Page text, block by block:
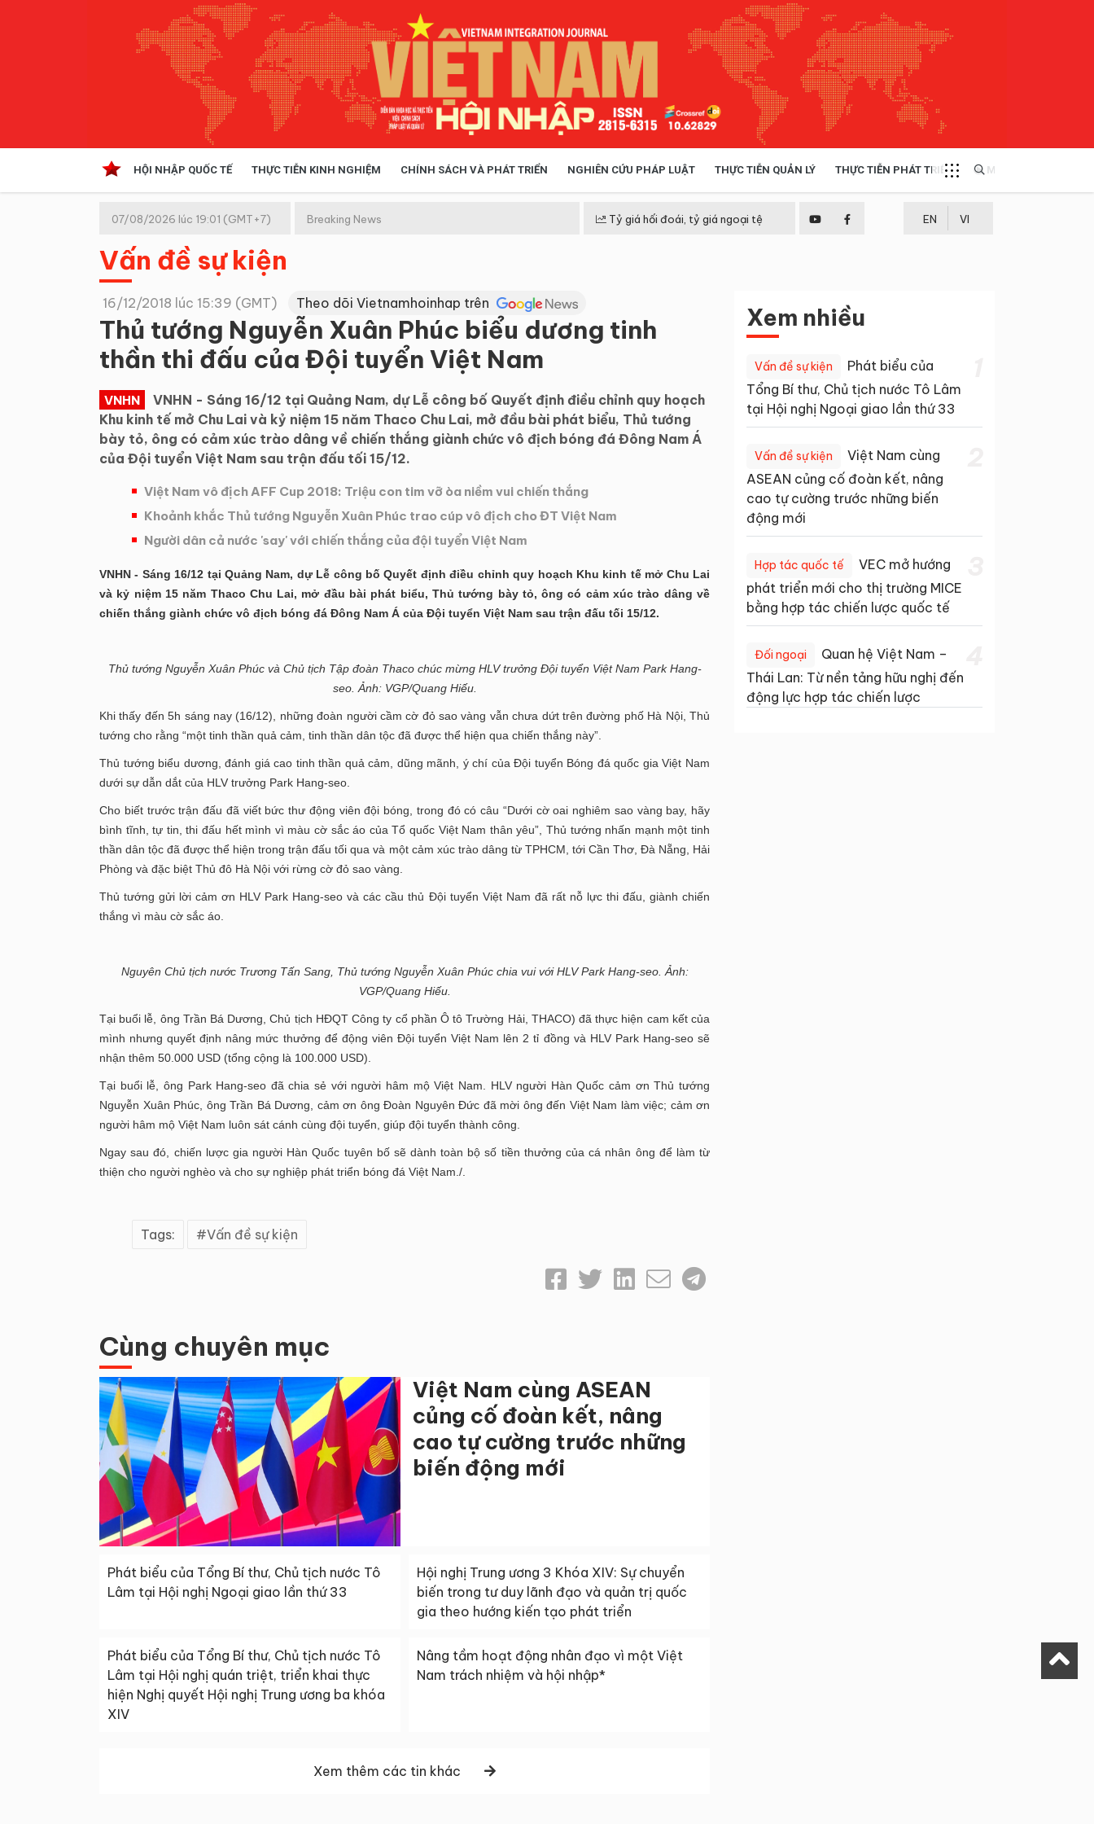
HỘI NHẬP QUỐC TẾ THỰC TIỄN KINH NGHIỆM CHÍNH SÁCH VÀ PHÁT TRIỂN NGHIÊN CỨU PHÁP LUẬT THỰC TIỄN QUẢN LÝ THỰC TIỄN PHÁT TRIỂN MULTIMEDIA
Kinh tế hội nhập
Doanh nghiệp
07/08/2026 lúc 19:01 (GMT+7) Breaking News Tỷ giá hối đoái, tỷ giá ngoại tệ EN VI
Vấn đề sự kiện
16/12/2018 lúc 15:39 (GMT) Theo dõi Vietnamhoinhap trên
Thủ tướng Nguyễn Xuân Phúc biểu dương tinh
thần thi đấu của Đội tuyển Việt Nam
VNHN
VNHN - Sáng 16/12 tại Quảng Nam, dự Lễ công bố Quyết định điều chỉnh quy hoạch
Khu kinh tế mở Chu Lai và kỷ niệm 15 năm Thaco Chu Lai, mở đầu bài phát biểu, Thủ tướng
bày tỏ, ông có cảm xúc trào dâng về chiến thắng giành chức vô địch bóng đá Đông Nam Á
của Đội tuyển Việt Nam sau trận đấu tối 15/12.
Việt Nam vô địch AFF Cup 2018: Triệu con tim vỡ òa niềm vui chiến thắng
Khoảnh khắc Thủ tướng Nguyễn Xuân Phúc trao cúp vô địch cho ĐT Việt Nam
Người dân cả nước 'say' với chiến thắng của đội tuyển Việt Nam
VNHN - Sáng 16/12 tại Quảng Nam, dự Lễ công bố Quyết định điều chỉnh quy hoạch Khu kinh tế mở Chu Lai
và kỷ niệm 15 năm Thaco Chu Lai, mở đầu bài phát biểu, Thủ tướng bày tỏ, ông có cảm xúc trào dâng về
chiến thắng giành chức vô địch bóng đá Đông Nam Á của Đội tuyển Việt Nam sau trận đấu tối 15/12.
Thủ tướng Nguyễn Xuân Phúc và Chủ tịch Tập đoàn Thaco chúc mừng HLV trưởng Đội tuyển Việt Nam Park Hang-
seo. Ảnh: VGP/Quang Hiếu.
Khi thấy đến 5h sáng nay (16/12), những đoàn người cầm cờ đỏ sao vàng vẫn chưa dứt trên đường phố Hà Nội, Thủ
tướng cho rằng “một tinh thần quả cảm, tinh thần dân tộc đã được thể hiện qua chiến thắng này”.
Thủ tướng biểu dương, đánh giá cao tinh thần quả cảm, dũng mãnh, ý chí của Đội tuyển Bóng đá quốc gia Việt Nam
dưới sự dẫn dắt của HLV trưởng Park Hang-seo.
Cho biết trước trận đấu đã viết bức thư động viên đội bóng, trong đó có câu “Dưới cờ oai nghiêm sao vàng bay, hãy
bình tĩnh, tự tin, thi đấu hết mình vì màu cờ sắc áo của Tổ quốc Việt Nam thân yêu”, Thủ tướng nhấn mạnh một tinh
thần dân tộc đã được thể hiện trong trận đấu tối qua và một cảm xúc trào dâng từ TPHCM, tới Cần Thơ, Đà Nẵng, Hải
Phòng và đặc biệt Thủ đô Hà Nội với rừng cờ đỏ sao vàng.
Thủ tướng gửi lời cảm ơn HLV Park Hang-seo và các cầu thủ Đội tuyển Việt Nam đã rất nỗ lực thi đấu, giành chiến
thắng vì màu cờ sắc áo.
Nguyên Chủ tịch nước Trương Tấn Sang, Thủ tướng Nguyễn Xuân Phúc chia vui với HLV Park Hang-seo. Ảnh:
VGP/Quang Hiếu.
Tại buổi lễ, ông Trần Bá Dương, Chủ tịch HĐQT Công ty cổ phần Ô tô Trường Hải, THACO) đã thực hiện cam kết của
mình nhưng quyết định nâng mức thưởng để động viên Đội tuyển Việt Nam lên 2 tỉ đồng và HLV Park Hang-seo sẽ
nhận thêm 50.000 USD (tổng cộng là 100.000 USD).
Tại buổi lễ, ông Park Hang-seo đã chia sẻ với người hâm mộ Việt Nam. HLV người Hàn Quốc cảm ơn Thủ tướng
Nguyễn Xuân Phúc, ông Trần Bá Dương, cảm ơn ông Đoàn Nguyên Đức đã mời ông đến Việt Nam làm việc; cảm ơn
người hâm mộ Việt Nam luôn sát cánh cùng đội tuyển, giúp đội tuyển thành công.
Ngay sau đó, chiến lược gia người Hàn Quốc tuyên bố sẽ dành toàn bộ số tiền thưởng của cá nhân ông để làm từ
thiện cho người nghèo và cho sự nghiệp phát triển bóng đá Việt Nam./.
Tags: Vấn đề sự kiện
Cùng chuyên mục
Việt Nam cùng ASEAN
củng cố đoàn kết, nâng
cao tự cường trước những
biến động mới
Phát biểu của Tổng Bí thư, Chủ tịch nước Tô
Lâm tại Hội nghị Ngoại giao lần thứ 33
Hội nghị Trung ương 3 Khóa XIV: Sự chuyển
biến trong tư duy lãnh đạo và quản trị quốc
gia theo hướng kiến tạo phát triển
Phát biểu của Tổng Bí thư, Chủ tịch nước Tô
Lâm tại Hội nghị quán triệt, triển khai thực
hiện Nghị quyết Hội nghị Trung ương ba khóa
XIV
Nâng tầm hoạt động nhân đạo vì một Việt
Nam trách nhiệm và hội nhập*
Xem thêm các tin khác
Xem nhiều
Vấn đề sự kiện
Phát biểu của
Tổng Bí thư, Chủ tịch nước Tô Lâm
tại Hội nghị Ngoại giao lần thứ 33
Vấn đề sự kiện
Việt Nam cùng
ASEAN củng cố đoàn kết, nâng
cao tự cường trước những biến
động mới
Hợp tác quốc tế
VEC mở hướng
phát triển mới cho thị trường MICE
bằng hợp tác chiến lược quốc tế
Đối ngoại
Quan hệ Việt Nam –
Thái Lan: Từ nền tảng hữu nghị đến
động lực hợp tác chiến lược